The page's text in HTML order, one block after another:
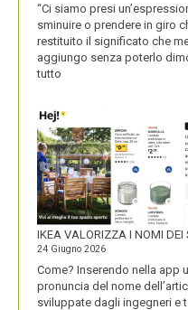
“Ci siamo presi
sminuire o prendere in giro
restituito il significato che
aggiungo senza poterlo
tutto
IKEA VALORIZZA I NOMI DEI
24 Giugno 2026
Come? Inserendo nella app
pronuncia del nome
sviluppate dagli ingegneri e